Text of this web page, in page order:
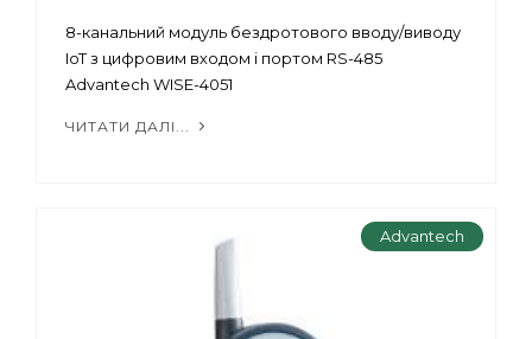
8-канальний модуль бездротового вводу/виводу
IoT з цифровим входом і портом RS-485
Advantech WISE-4051
ЧИТАТИ ДАЛІ...
Advantech